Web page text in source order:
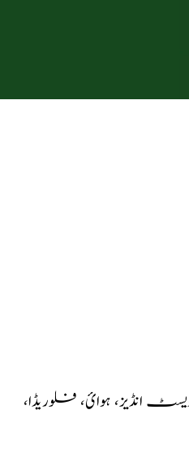
انڈیز، ہوائ، فلوریڈا،